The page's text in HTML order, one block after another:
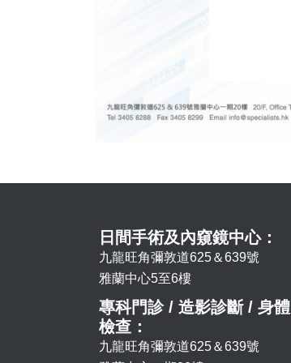
日間手術及內窺鏡中心：
九龍旺角彌敦道625＆639號
雅蘭中心5至6樓
專科門診 / 造影診斷 / 身體
檢查：
九龍旺角彌敦道625＆639號